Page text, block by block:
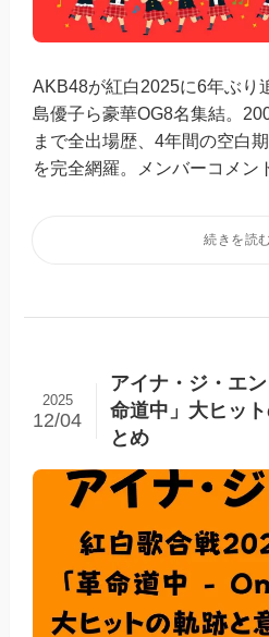
AKB48が紅白2025に6年ぶり
島優子ら豪華OG8名集結。
まで全出場歴、4年間の空白
を完全網羅。メンバーコメン
アイナ・ジ・エ
命道中」大ヒッ
とめ
2025
12/04